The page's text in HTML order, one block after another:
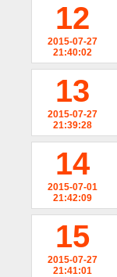
12
2015-07-27
21:40:02
13
2015-07-27
21:39:28
14
2015-07-01
21:42:09
15
2015-07-27
21:41:01